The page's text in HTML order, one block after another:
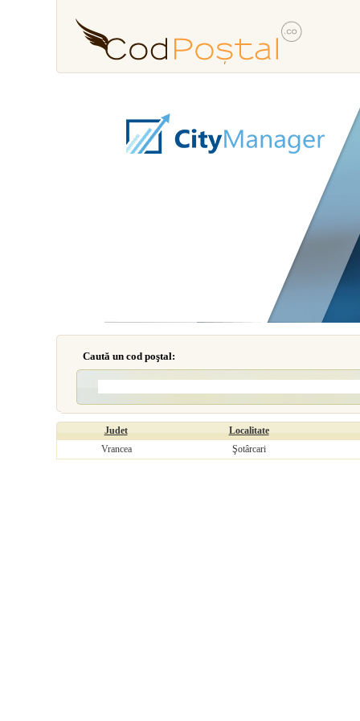
Caută un cod poştal:
Judet
Localitate
Vrancea
Şotârcari